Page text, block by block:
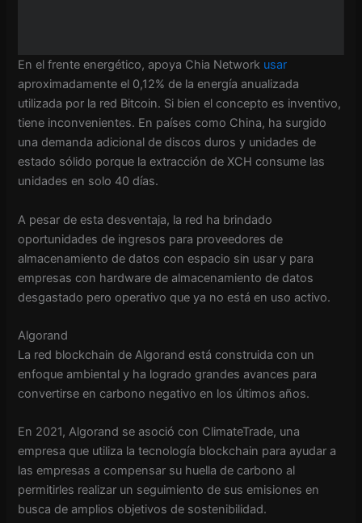
En el frente energético, apoya Chia Network usar
aproximadamente el 0,12% de la energía anualizada
utilizada por la red Bitcoin. Si bien el concepto es inventivo,
tiene inconvenientes. En países como China, ha surgido
una demanda adicional de discos duros y unidades de
estado sólido porque la extracción de XCH consume las
unidades en solo 40 días.
A pesar de esta desventaja, la red ha brindado
oportunidades de ingresos para proveedores de
almacenamiento de datos con espacio sin usar y para
empresas con hardware de almacenamiento de datos
desgastado pero operativo que ya no está en uso activo.
Algorand
La red blockchain de Algorand está construida con un
enfoque ambiental y ha logrado grandes avances para
convertirse en carbono negativo en los últimos años.
En 2021, Algorand se asoció con ClimateTrade, una
empresa que utiliza la tecnología blockchain para ayudar a
las empresas a compensar su huella de carbono al
permitirles realizar un seguimiento de sus emisiones en
busca de amplios objetivos de sostenibilidad.